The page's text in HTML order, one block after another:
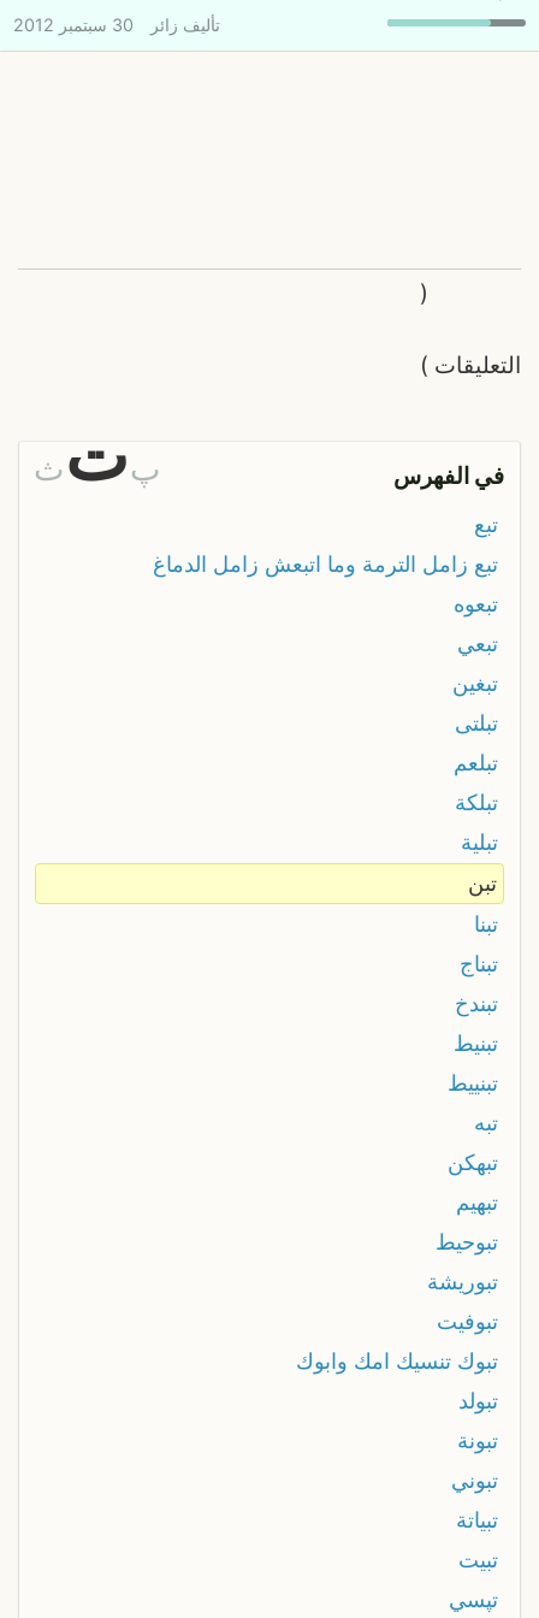
تأليف زائر 30 سبتمبر 2012
التعليقات
(
)
في الفهرس پتث
تبع
تبع زامل الترمة وما اتبعش زامل الدماغ
تبعوه
تبعي
تبغين
تبلتى
تبلعم
تبلكة
تبلية
تبن
تبنا
تبناج
تبندخ
تبنيط
تبنييط
تبه
تبهكن
تبهيم
تبوحيط
تبوريشة
تبوفيت
تبوك تنسيك امك وابوك
تبولد
تبونة
تبوني
تبياتة
تبيت
تپسي